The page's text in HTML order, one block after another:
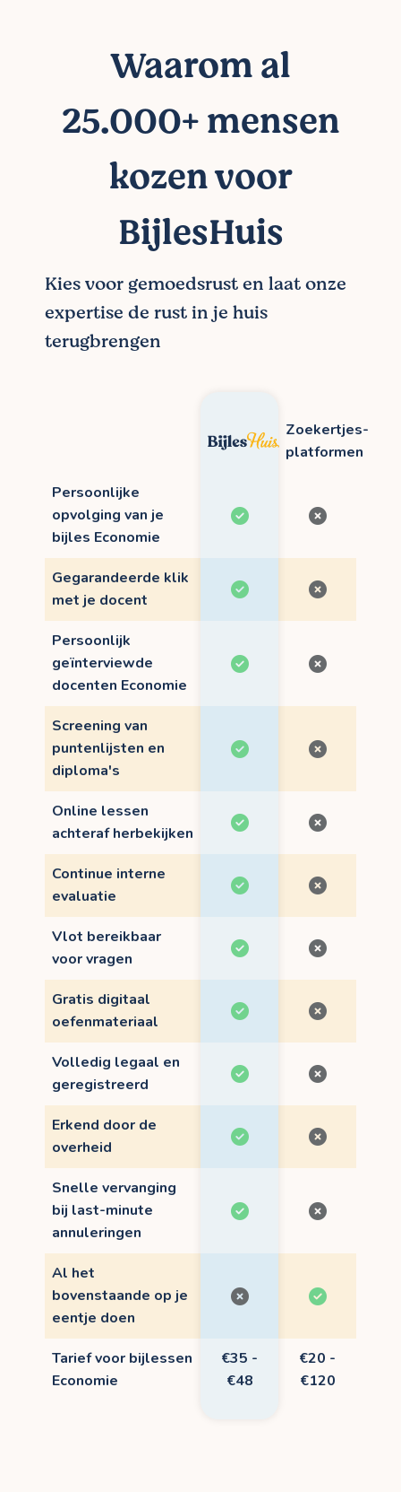
Waarom al
25.000+ mensen
kozen voor
BijlesHuis
Kies voor gemoedsrust en laat onze
expertise de rust in je huis
terugbrengen
Zoekertjes-
platformen
Persoonlijke
opvolging van je
bijles Economie
Gegarandeerde klik
met je docent
Persoonlijk
geïnterviewde
docenten Economie
Screening van
puntenlijsten en
diploma's
Online lessen
achteraf herbekijken
Continue interne
evaluatie
Vlot bereikbaar
voor vragen
Gratis digitaal
oefenmateriaal
Volledig legaal en
geregistreerd
Erkend door de
overheid
Snelle vervanging
bij last-minute
annuleringen
Al het
bovenstaande op je
eentje doen
Tarief voor bijlessen
Economie
€35 -
€48
€20 -
€120